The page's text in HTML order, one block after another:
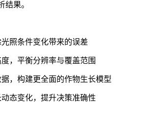
果。
照条件变化带来的误差
，平衡分辨率与覆盖范围
，构建更全面的作物生长模型
态变化，提升决策准确性